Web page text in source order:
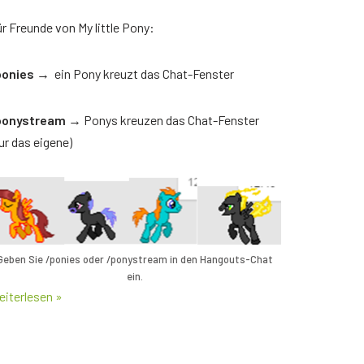
Freunde von My little Pony:
→ ein Pony kreuzt das Chat-Fenster
→ Ponys kreuzen das Chat-Fenster
das eigene)
Sie /ponies oder /ponystream in den Hangouts-Chat
ein.
»